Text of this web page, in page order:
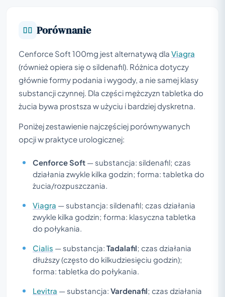
Porównanie
Cenforce Soft 100mg jest alternatywą dla Viagra
(również opiera się o sildenafil). Różnica dotyczy
głównie formy podania i wygody, a nie samej klasy
substancji czynnej. Dla części mężczyzn tabletka do
żucia bywa prostsza w użyciu i bardziej dyskretna.
Poniżej zestawienie najczęściej porównywanych
opcji w praktyce urologicznej:
Cenforce Soft — substancja: sildenafil; czas
działania zwykle kilka godzin; forma: tabletka do
żucia/rozpuszczania.
Viagra — substancja: sildenafil; czas działania
zwykle kilka godzin; forma: klasyczna tabletka
do połykania.
Cialis — substancja: Tadalafil; czas działania
dłuższy (często do kilkudziesięciu godzin);
forma: tabletka do połykania.
Levitra — substancja: Vardenafil; czas działania